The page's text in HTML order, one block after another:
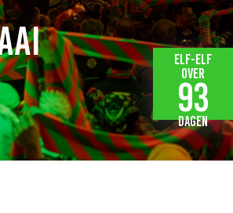
Elf-elf
over
93
dagen